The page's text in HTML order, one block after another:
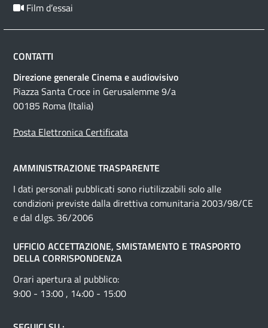
Film d’essai
CONTATTI
Direzione generale Cinema e audiovisivo
Piazza Santa Croce in Gerusalemme 9/a
00185 Roma (Italia)
Posta Elettronica Certificata
AMMINISTRAZIONE TRASPARENTE
I dati personali pubblicati sono riutilizzabili solo alle
condizioni previste dalla direttiva comunitaria 2003/98/CE
e dal d.lgs. 36/2006
UFFICIO ACCETTAZIONE, SMISTAMENTO E TRASPORTO
DELLA CORRISPONDENZA
Orari apertura al pubblico:
9:00 - 13:00 , 14:00 - 15:00